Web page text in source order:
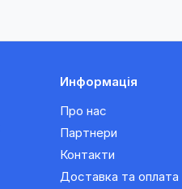
Информація
Про нас
Партнери
Контакти
Доставка та оплата